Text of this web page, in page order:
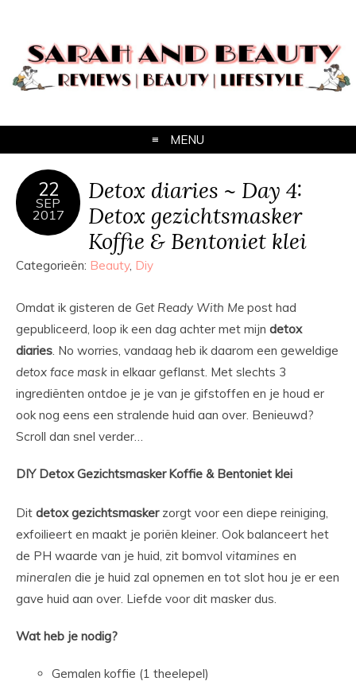
MENU
22
SEP
2017
Detox diaries ~ Day 4:
Detox gezichtsmasker
Koffie & Bentoniet klei
Categorieën: Beauty, Diy
Omdat ik gisteren de Get Ready With Me post had
gepubliceerd, loop ik een dag achter met mijn detox
diaries. No worries, vandaag heb ik daarom een geweldige
detox face mask in elkaar geflanst. Met slechts 3
ingrediënten ontdoe je je van je gifstoffen en je houd er
ook nog eens een stralende huid aan over. Benieuwd?
Scroll dan snel verder…
DIY Detox Gezichtsmasker Koffie & Bentoniet klei
Dit detox gezichtsmaskerzorgt voor een diepe reiniging,
exfoilieert en maakt je poriën kleiner. Ook balanceert het
de PH waarde van je huid, zit bomvol vitamines en
mineralen die je huid zal opnemen en tot slot hou je er een
gave huid aan over. Liefde voor dit masker dus.
Wat heb je nodig?
Gemalen koffie (1 theelepel)